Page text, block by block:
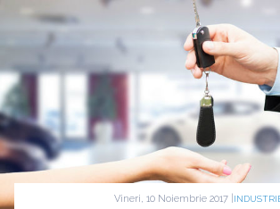
Vineri, 10 Noiembrie 2017 |